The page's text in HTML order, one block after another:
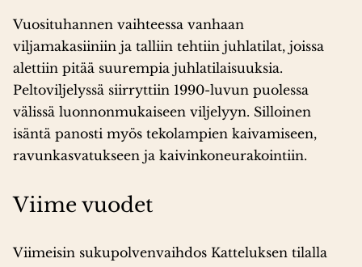
Lähde: Mäkelä, Matti (1998). Karjalohjan Kattelus — kylä
ja tila — asutushistoriaa, omistajia, viljelijöitä.
Omakustanne.
Vuosituhannen vaihteessa vanhaan
viljamakasiiniin ja talliin tehtiin juhlatilat, joissa
alettiin pitää suurempia juhlatilaisuuksia.
Peltoviljelyssä siirryttiin 1990-luvun puolessa
välissä luonnonmukaiseen viljelyyn. Silloinen
isäntä panosti myös tekolampien kaivamiseen,
ravunkasvatukseen ja kaivinkoneurakointiin.
Viime vuodet
Viimeisin sukupolvenvaihdos Katteluksen tilalla